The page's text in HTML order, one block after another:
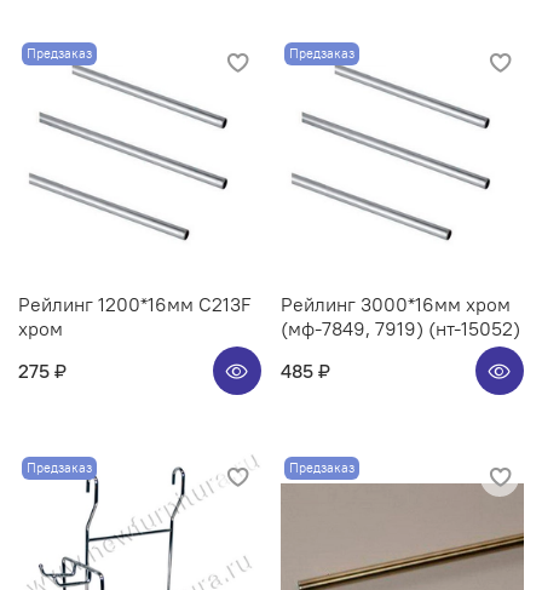
Предзаказ
Рейлинг 1200*16мм C213F
хром
275 ₽
Предзаказ
Рейлинг 3000*16мм хром
(мф-7849, 7919) (нт-15052)
485 ₽
Предзаказ Предзаказ